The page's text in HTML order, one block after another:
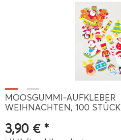
MOOSGUMMI-AUFKLEBER
WEIHNACHTEN, 100 STÜCK
3,90 € *